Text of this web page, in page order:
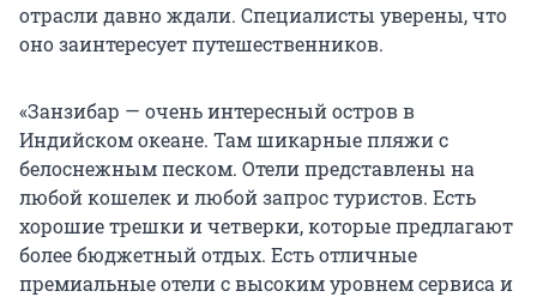
отрасли давно ждали. Специалисты уверены, что
оно заинтересует путешественников.
«Занзибар — очень интересный остров в
Индийском океане. Там шикарные пляжи с
белоснежным песком. Отели представлены на
любой кошелек и любой запрос туристов. Есть
хорошие трешки и четверки, которые предлагают
более бюджетный отдых. Есть отличные
премиальные отели с высоким уровнем сервиса и